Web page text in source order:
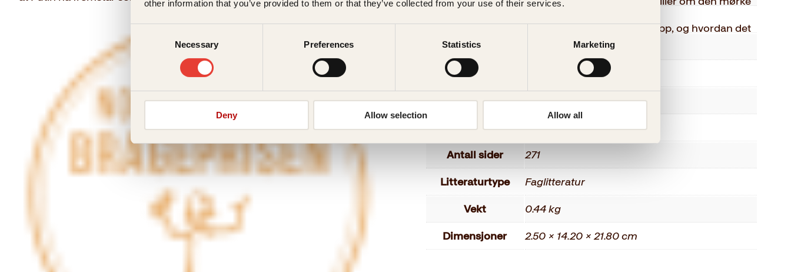
other information that you’ve provided to them or that they’ve collected from your use of their services.
Selection
Necessary Preferences Statistics Marketing
Deny Allow selection Allow all
«en storslått fortelling om Putins langsomme kupp, og hvordan det
moderne Russland har gått i fortidens feller.»
…fremragende
… en bok vi kan lære mye av
Språk
ISBN 9788248930051
Utgivelsesår 2022
Bokformat Innbundet
Antall sider 271
Litteraturtype Faglitteratur
Vekt 0.44 kg
Dimensjoner 2.50 × 14.20 × 21.80 cm